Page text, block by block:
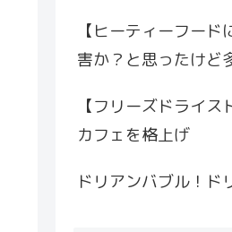
【ヒーティーフー
害か？と思ったけど
【フリーズドライ
カフェを格上げ
ドリアンバブル！ド